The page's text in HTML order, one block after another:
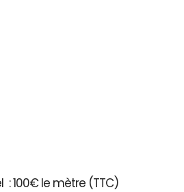
100€ le mètre (TTC)